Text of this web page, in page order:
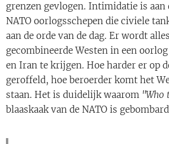
grenzen gevlogen. Intimidatie is aan
NATO oorlogsschepen die civiele
aan de orde van de dag. Er wordt
gecombineerde Westen in een
en Iran te krijgen. Hoe harder er op
geroffeld, hoe beroerder komt het
staan. Het is duidelijk waarom "Who
blaaskaak van de NATO is